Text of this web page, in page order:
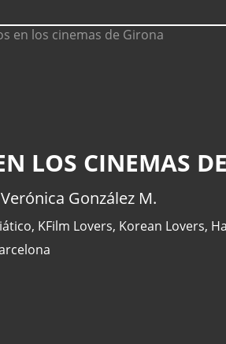
LOS CINEMAS
Verónica González M.
, KFilm Lovers, Korean Lovers,